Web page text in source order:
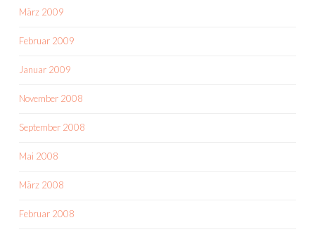
März 2009
Februar 2009
Januar 2009
November 2008
September 2008
Mai 2008
März 2008
Februar 2008